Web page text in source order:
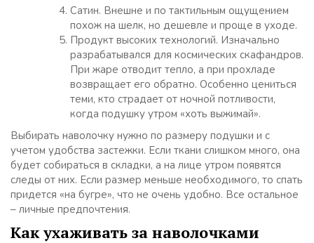
Сатин. Внешне и по тактильным ощущением
похож на шелк, но дешевле и проще в уходе.
Продукт высоких технологий. Изначально
разрабатывался для космических скафандров.
При жаре отводит тепло, а при прохладе
возвращает его обратно. Особенно цениться
теми, кто страдает от ночной потливости,
когда подушку утром «хоть выжимай».
Выбирать наволочку нужно по размеру подушки и с
учетом удобства застежки. Если ткани слишком много, она
будет собираться в складки, а на лице утром появятся
следы от них. Если размер меньше необходимого, то спать
придется «на бугре», что не очень удобно. Все остальное
– личные предпочтения.
Как ухаживать за наволочками